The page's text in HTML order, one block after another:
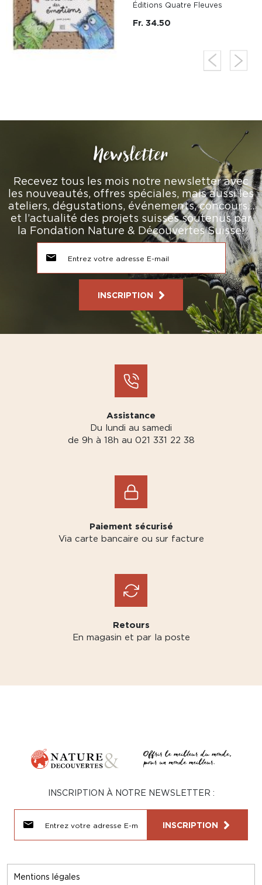
Éditions Quatre Fleuves
Fr. 34.50
Newsletter
Recevez tous les mois notre newsletter avec
les nouveautés, offres spéciales, mais aussi les
ateliers, dégustations, événements, concours…
et l’actualité des projets suisses soutenus par
la Fondation Nature & Découvertes Suisse!
INSCRIPTION
Assistance
Du lundi au samedi
de 9h à 18h au 021 331 22 38
Paiement sécurisé
Via carte bancaire ou sur facture
Retours
En magasin et par la poste
Mentions légales
INSCRIPTION À NOTRE NEWSLETTER :
INSCRIPTION